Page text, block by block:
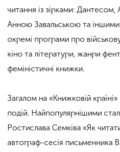
читання із зірками:
Анною Завальською та
окремі програми про
кіно та літератури, жанри
феміністичні книжки.
Загалом на «Книжковій
подій. Найпопулярнішими
Ростислава Семківа «Як
автограф-сесія письменника